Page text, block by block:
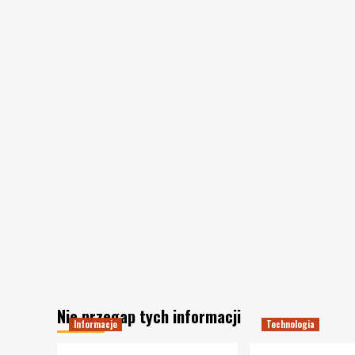
Nie przegap tych informacji
Informacje Technologia